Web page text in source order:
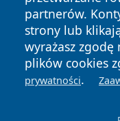
partnerów.
strony lub
wyrażasz zgodę
plików cookies
prywatności.
News Autorzy